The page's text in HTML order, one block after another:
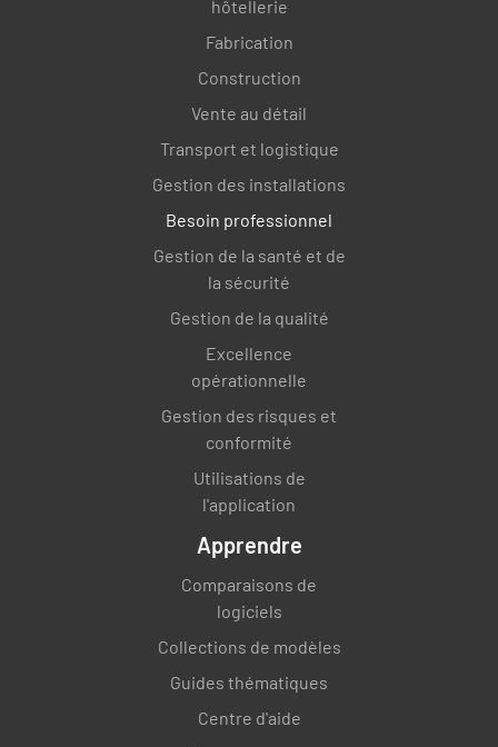
hôtellerie
Fabrication
Construction
Vente au détail
Transport et logistique
Gestion des installations
Besoin professionnel
Gestion de la santé et de
la sécurité
Gestion de la qualité
Excellence
opérationnelle
Gestion des risques et
conformité
Utilisations de
l'application
Apprendre
Comparaisons de
logiciels
Collections de modèles
Guides thématiques
Centre d'aide